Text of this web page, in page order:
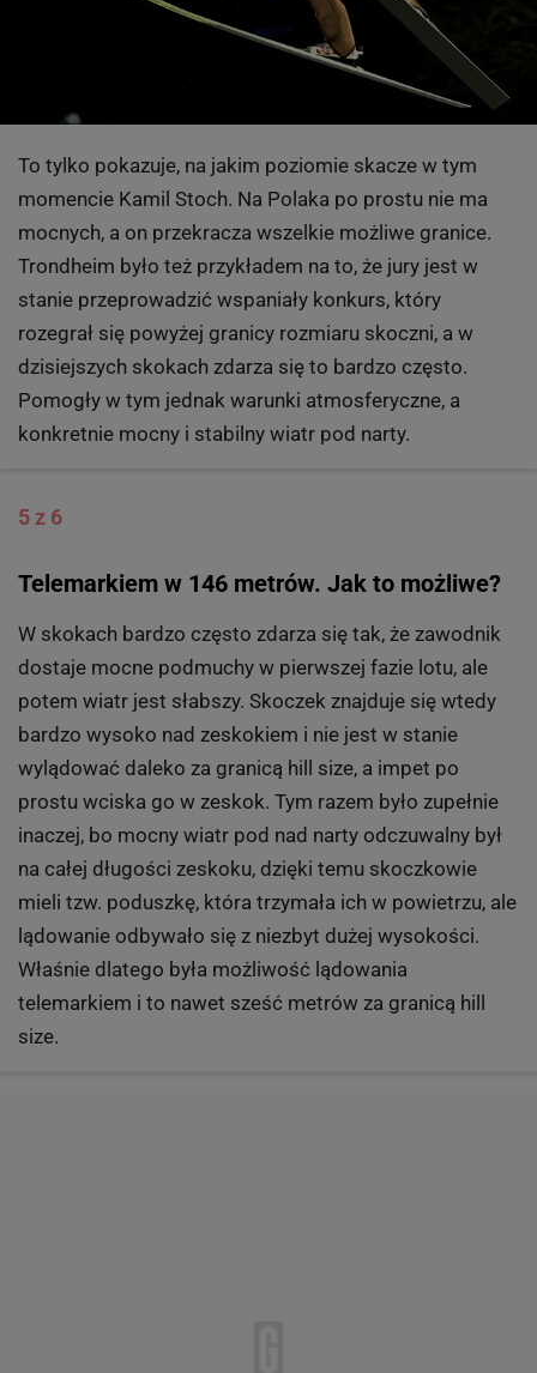
To tylko pokazuje, na jakim poziomie skacze w tym
momencie Kamil Stoch. Na Polaka po prostu nie ma
mocnych, a on przekracza wszelkie możliwe granice.
Trondheim było też przykładem na to, że jury jest w
stanie przeprowadzić wspaniały konkurs, który
rozegrał się powyżej granicy rozmiaru skoczni, a w
dzisiejszych skokach zdarza się to bardzo często.
Pomogły w tym jednak warunki atmosferyczne, a
konkretnie mocny i stabilny wiatr pod narty.
5 z 6
Telemarkiem w 146 metrów. Jak to możliwe?
W skokach bardzo często zdarza się tak, że zawodnik
dostaje mocne podmuchy w pierwszej fazie lotu, ale
potem wiatr jest słabszy. Skoczek znajduje się wtedy
bardzo wysoko nad zeskokiem i nie jest w stanie
wylądować daleko za granicą hill size, a impet po
prostu wciska go w zeskok. Tym razem było zupełnie
inaczej, bo mocny wiatr pod nad narty odczuwalny był
na całej długości zeskoku, dzięki temu skoczkowie
mieli tzw. poduszkę, która trzymała ich w powietrzu, ale
lądowanie odbywało się z niezbyt dużej wysokości.
Właśnie dlatego była możliwość lądowania
telemarkiem i to nawet sześć metrów za granicą hill
size.